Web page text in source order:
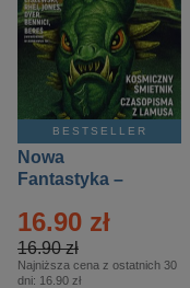
BESTSELLER
Nowa
Fantastyka –
16.90 zł
16.90 zł
Najniższa cena z ostatnich 30
dni: 16.90 zł